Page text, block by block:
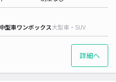
中型車ワンボックス大型車・SUV
詳細へ